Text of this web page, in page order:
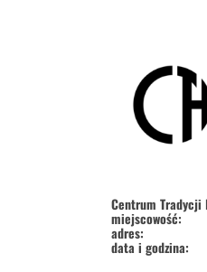
Centrum Tradycji
miejscowość:
adres:
data i godzina: